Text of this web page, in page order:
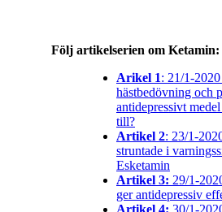
Följ artikelserien om Ketamin:
Arikel 1: 21/1-2020
hästbedövning och
antidepressivt
till?
Artikel 2: 23/1-
struntade i
Esketamin
Artikel 3: 29/1-
ger antidepressiv
Artikel 4: 30/1-